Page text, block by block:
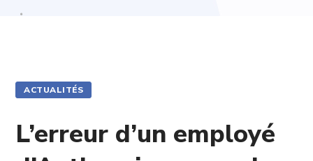
ACTUALITÉS
L’erreur d’un employé